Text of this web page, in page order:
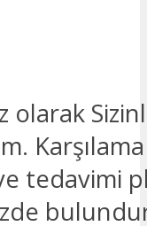
olarak
Karşılama
tedavimi